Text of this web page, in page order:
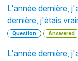
L'année dernière,
dernière, j'étais
Question Answered
L'année dernière,